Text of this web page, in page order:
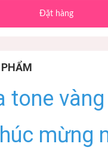
Đặt hàng
tone
mừng